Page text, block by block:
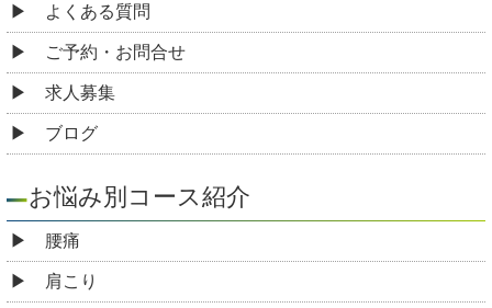
よくある質問
ご予約・お問合せ
求人募集
ブログ
お悩み別コース紹介
腰痛
肩こり